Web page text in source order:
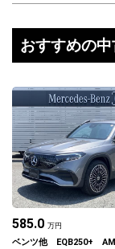
おすすめの
585.0 万円
ベンツ他 EQB250+